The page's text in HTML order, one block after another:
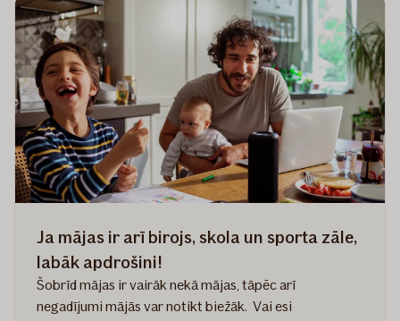
apdrošināšana
Ja mājas ir arī birojs, skola un sporta zāle,
labāk apdrošini!
Šobrīd mājas ir vairāk nekā mājas, tāpēc arī
negadījumi mājās var notikt biežāk. Vai esi